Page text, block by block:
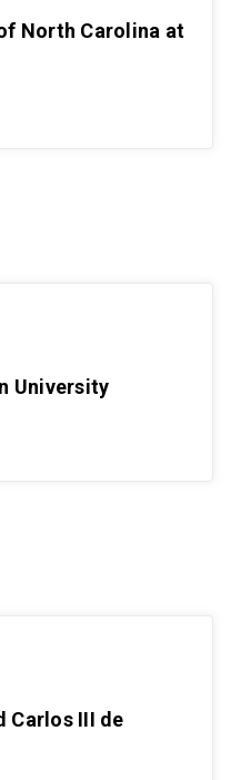
North Carolina at
University
Carlos III de